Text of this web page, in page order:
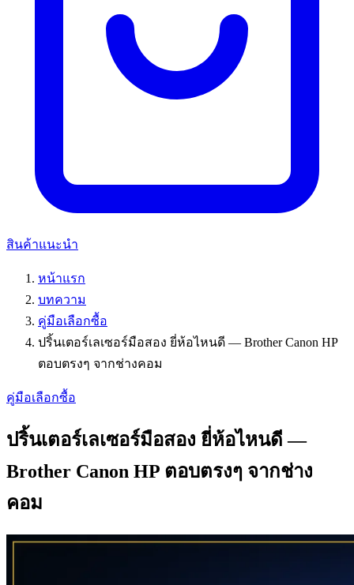
สินค้าแนะนำ
หน้าแรก
บทความ
คู่มือเลือกซื้อ
ปริ้นเตอร์เลเซอร์มือสอง ยี่ห้อไหนดี — Brother Canon HP
ตอบตรงๆ จากช่างคอม
คู่มือเลือกซื้อ
ปริ้นเตอร์เลเซอร์มือสอง ยี่ห้อไหนดี —
Brother Canon HP ตอบตรงๆ จากช่าง
คอม